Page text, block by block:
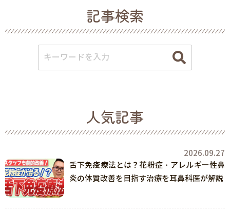
記事検索
人気記事
2026.09.27
舌下免疫療法とは？花粉症・アレルギー性鼻
炎の体質改善を目指す治療を耳鼻科医が解説